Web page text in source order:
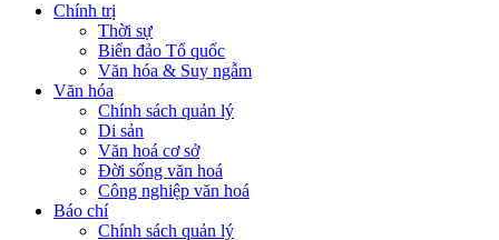
Chính trị
Thời sự
Biển đảo Tổ quốc
Văn hóa & Suy ngẫm
Văn hóa
Chính sách quản lý
Di sản
Văn hoá cơ sở
Đời sống văn hoá
Công nghiệp văn hoá
Báo chí
Chính sách quản lý